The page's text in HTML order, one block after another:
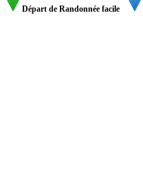
Départ de Randonnée facile